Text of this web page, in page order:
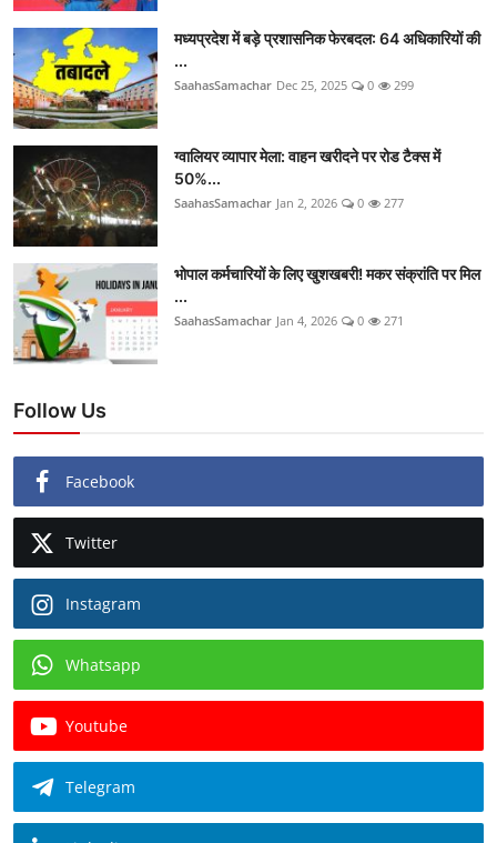
मध्यप्रदेश में बड़े प्रशासनिक फेरबदल: 64 अधिकारियों की
...
SaahasSamachar Dec 25, 2025 0 299
ग्वालियर व्यापार मेला: वाहन खरीदने पर रोड टैक्स में
50%...
SaahasSamachar Jan 2, 2026 0 277
भोपाल कर्मचारियों के लिए खुशखबरी! मकर संक्रांति पर मिल
...
SaahasSamachar Jan 4, 2026 0 271
Follow Us
Facebook
Twitter
Instagram
Whatsapp
Youtube
Telegram